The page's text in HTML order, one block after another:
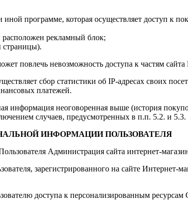
программе, которая осуществляет доступ к
расположен рекламный блок;
страницы).
повлечь невозможность доступа к частям
сбор статистики об IP-адресах своих
платежей.
информация неоговоренная выше (история
случаев, предусмотренных в п.п. 5.2. и
ИНФОРМАЦИИ ПОЛЬЗОВАТЕЛЯ
Администрация сайта интернет-
зарегистрированного на сайте
доступа к персонализированным ресурсам